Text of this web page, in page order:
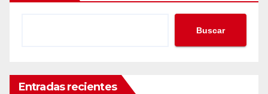
Buscar
Entradas recientes